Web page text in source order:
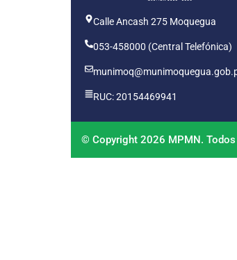
Calle Ancash 275 Moquegua
053-458000 (Central Telefónica)
RUC: 20154469941
© Copyright 2026 MPMN.